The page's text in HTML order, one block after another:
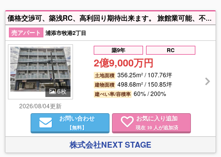
価格交渉可、築浅RC、高利回り期待出来ます。 旅館業可能、不明な点はお問い合わせお願い致します。
売アパート
浦添市牧港2丁目
6枚
2026/08/04更新
築9年 RC
2億9,000万円
土地面積 356.25m² / 107.76坪
建物面積 498.68m² / 150.85坪
建ぺい率/容積率 60% / 200%
お問い合わせ
【無料】
お気に入り追加
現在 10人が追加済
株式会社NEXT STAGE